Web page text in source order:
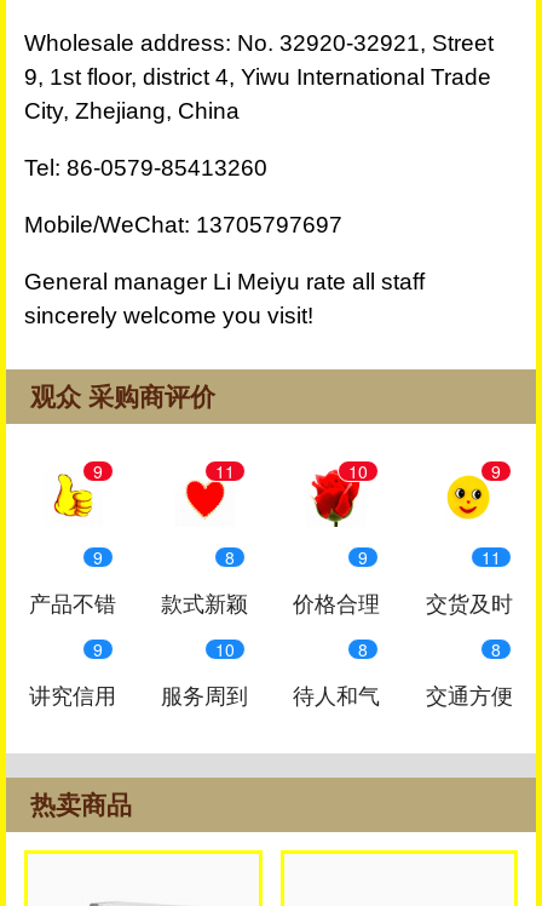
Wholesale address: No. 32920-32921, Street
9, 1st floor, district 4, Yiwu International Trade
City, Zhejiang, China
Tel: 86-0579-85413260
Mobile/WeChat: 13705797697
General manager Li Meiyu rate all staff
sincerely welcome you visit!
观众 采购商评价
9 11 10 9
产品不错
9
款式新颖
8
价格合理
9
交货及时
11
讲究信用
9
服务周到
10
待人和气
8
交通方便
8
热卖商品